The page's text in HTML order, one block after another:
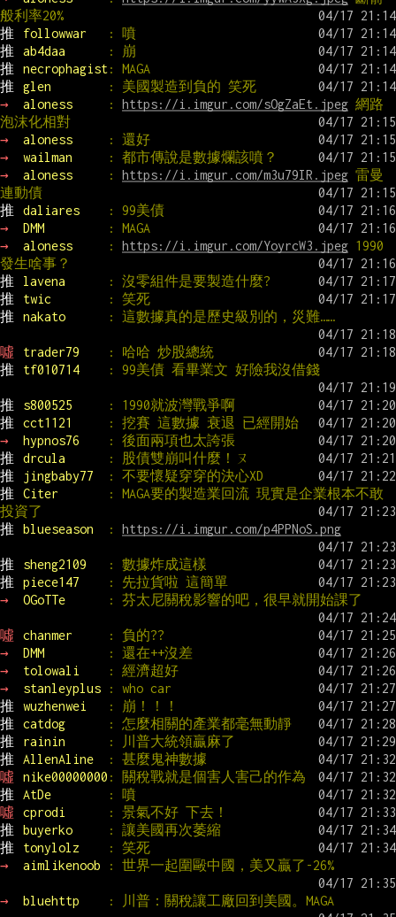
般利率20%
推
followwar
: 噴
推
ab4daa
: 崩
推
necrophagist: MAGA
推
glen
: 美國製造到負的 笑死
→
aloness : https://i.imgur.com/sOgZaEt.jpeg 網路
泡沫化相對
→
aloness
: 還好
→
wailman
: 都市傳說是數據爛該噴？
→
aloness : https://i.imgur.com/m3u79IR.jpeg 雷曼
連動債
推
daliares
: 99美債
→
DMM
: MAGA
→
aloness : https://i.imgur.com/YoyrcW3.jpeg 1990
發生啥事？
推
lavena
: 沒零組件是要製造什麼?
推
twic
: 笑死
推
nakato : 這數據真的是歷史級別的，災難……
噓 trader79
: 哈哈 炒股總統
推
tf010714 : 99美債 看畢業文 好險我沒借錢
推 s800525
: 1990就波灣戰爭啊
推
cct1121
: 挖賽 這數據 衰退 已經開始
→
hypnos76
: 後面兩項也太誇張
推
drcula
: 股債雙崩叫什麼！ㄡ
推
jingbaby77
: 不要懷疑穿穿的決心XD
推
Citer
: MAGA要的製造業回流 現實是企業根本不敢
投資了
推
blueseason : https://i.imgur.com/p4PPNoS.png
推 sheng2109
: 數據炸成這樣
推
piece147
: 先拉貨啦 這簡單
→
OGoTTe : 芬太尼關稅影響的吧，很早就開始課了
噓 chanmer
: 負的??
→
DMM
: 還在++沒差
→
tolowali
: 經濟超好
→
stanleyplus
: who car
推
wuzhenwei
: 崩！！！
推
catdog
: 怎麼相關的產業都毫無動靜
推
rainin
: 川普大統領贏麻了
推
AllenAline
: 甚麼鬼神數據
噓
nike00000000 : 關稅戰就是個害人害己的作為
推
AtDe
: 噴
噓
cprodi
: 景氣不好 下去！
推
buyerko
: 讓美國再次萎縮
推
tonylolz
: 笑死
→
aimlikenoob : 世界一起圍毆中國，美又贏了-26%
→ bluehttp : 川普：關稅讓工廠回到美國。MAGA